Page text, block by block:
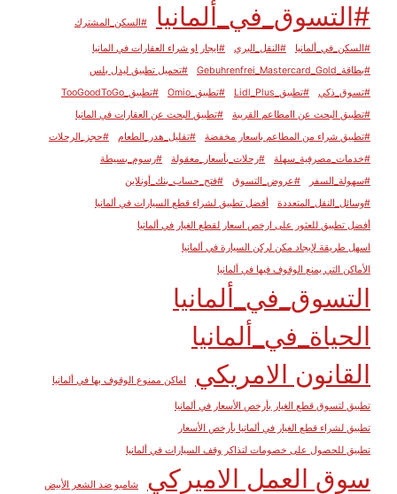
#التسوق_في_ألمانيا #السكن_المشترك
#السكن_في_ألمانيا #النقل_البري
#ايجار او شراء العقارات في المانيا
#بطاقة_Gebuhrenfrei_Mastercard_Gold
#تحميل تطبيق ليدل بلس
#تسوق_ذكي
#تطبيق_Lidl_Plus #تطبيق_Omio
#تطبيق_TooGoodToGo
#تطبيق البحث عن اامطاعم القريبة
#تطبيق البحث عن العقارات في المانيا
#تطبيق شراء من المطاعم باسعار مخفضة
#تقليل_هدر_الطعام
#حجز_الرحلات
#خدمات_مصرفية_سهلة
#رحلات_بأسعار_معقولة
#رسوم_بسيطة
#سهولة_السفر
#عروض_التسوق
#فتح_حساب_بنك_أونلاين
#وسائل_النقل_المتعددة
أفضل تطبيق لشراء قطع السيارات في ألمانيا
أفضل تطبيق للعثور على ارخص اسعار لقطع الغيار في ألمانيا
اسهل طريقة لإيجاد مكن لركن السيارة في ألمانيا
الأماكن التي يمنع الوقوف فيها في ألمانيا
التسوق_في_ألمانيا
الحياة_في_ألمانيا
القانون الامريكي
اماكن ممنوع الوقوف بها في ألمانيا
تطبيق لتسوق قطع الغيار بأرخص الأسعار في ألمانيا
تطبيق لشراء قطع الغيار في ألمانيا بأرخص الأسعار
تطبيق للحصول على خصومات لتذاكر وقف السيارات في ألمانيا
سوق العمل الاميركي شامبو ضد الشعر الأبيض